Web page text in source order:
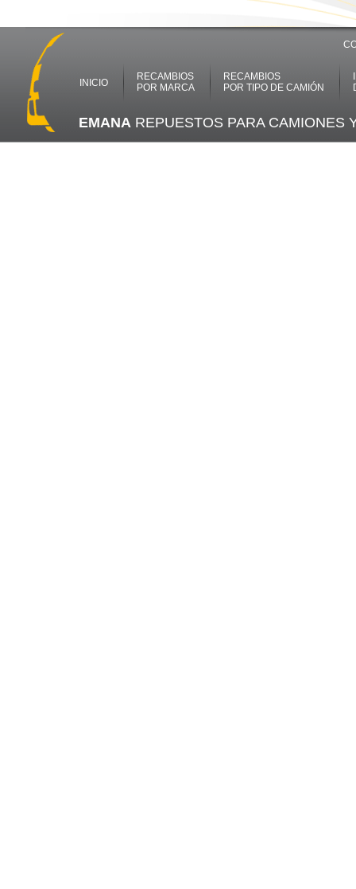
INICIO
RECAMBIOS
POR MARCA
RECAMBIOS
POR TIPO DE CAMIÓN
EMANA REPUESTOS PARA CAMIONES